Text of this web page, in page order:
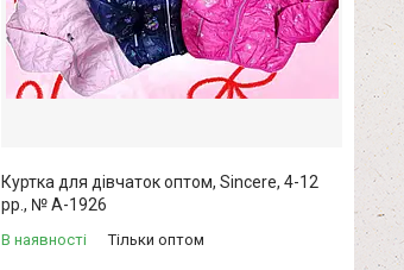
Куртка для дівчаток оптом, Sincere, 4-12
рр., № A-1926
В наявності Тільки оптом